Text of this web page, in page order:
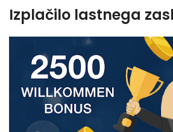
Izplačilo lastnega